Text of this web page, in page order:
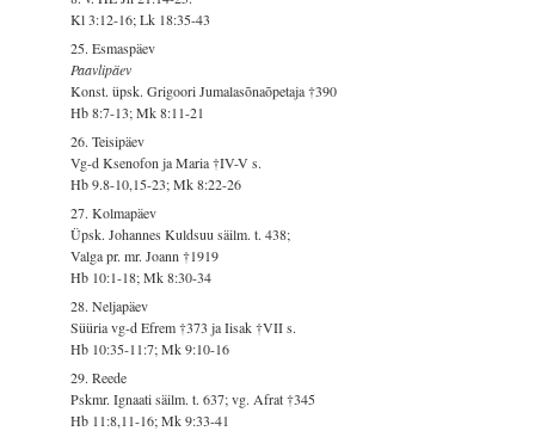
Kl 3:12-16; Lk 18:35-43
25. Esmaspäev
Paavlipäev
Konst. üpsk. Grigoori Jumalasõnaõpetaja †390
Hb 8:7-13; Mk 8:11-21
26. Teisipäev
Vg-d Ksenofon ja Maria †IV-V s.
Hb 9.8-10,15-23; Mk 8:22-26
27. Kolmapäev
Üpsk. Johannes Kuldsuu säilm. t. 438;
Valga pr. mr. Joann †1919
Hb 10:1-18; Mk 8:30-34
28. Neljapäev
Süüria vg-d Efrem †373 ja Iisak †VII s.
Hb 10:35-11:7; Mk 9:10-16
29. Reede
Pskmr. Ignaati säilm. t. 637; vg. Afrat †345
Hb 11:8,11-16; Mk 9:33-41